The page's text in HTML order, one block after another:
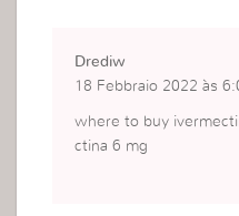
Drediw
18 Febbraio 2022 às
where to buy
ctina 6 mg